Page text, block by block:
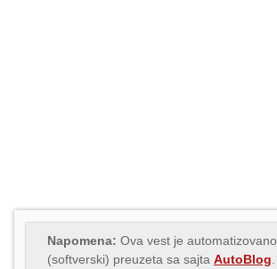
Napomena: Ova vest je automatizovano
(softverski) preuzeta sa sajta AutoBlog